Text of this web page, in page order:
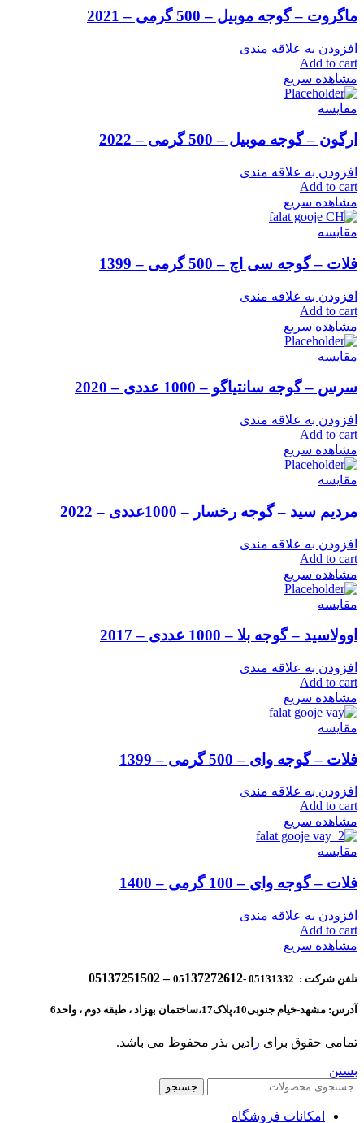
ماگروت – گوجه موبیل – 500 گرمی – 2021
افزودن به علاقه مندی
Add to cart
مشاهده سریع
مقایسه
ارگون – گوجه موبیل – 500 گرمی – 2022
افزودن به علاقه مندی
Add to cart
مشاهده سریع
مقایسه
فلات – گوجه سی اچ – 500 گرمی – 1399
افزودن به علاقه مندی
Add to cart
مشاهده سریع
مقایسه
سرس – گوجه سانتیاگو – 1000 عددی – 2020
افزودن به علاقه مندی
Add to cart
مشاهده سریع
مقایسه
مردیم سید – گوجه رخسار – 1000عددی – 2022
افزودن به علاقه مندی
Add to cart
مشاهده سریع
مقایسه
اوولاسید – گوجه بلا – 1000 عددی – 2017
افزودن به علاقه مندی
Add to cart
مشاهده سریع
مقایسه
فلات – گوجه وای – 500 گرمی – 1399
افزودن به علاقه مندی
Add to cart
مشاهده سریع
مقایسه
فلات – گوجه وای – 100 گرمی – 1400
افزودن به علاقه مندی
Add to cart
مشاهده سریع
تلفن شرکت : 05131332 -05 137272612 – 05137251502
آدرس: مشهد-خیام جنوبی10،پلاک17،ساختمان بهزاد ، طبقه دوم ، واحد6
تمامی حقوق برای ر ادین بذر محفوظ می باشد.
بستن
جستجو
امکانات فروشگاه